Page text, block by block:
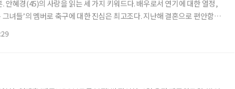
안혜경(45)의 사랑을 읽는 세 가지 키워드다. 배우로서 연기에 대한 열정,
그녀들’의 멤버로 축구에 대한 진심은 최고조다. 지난해 결혼으로 편안함과